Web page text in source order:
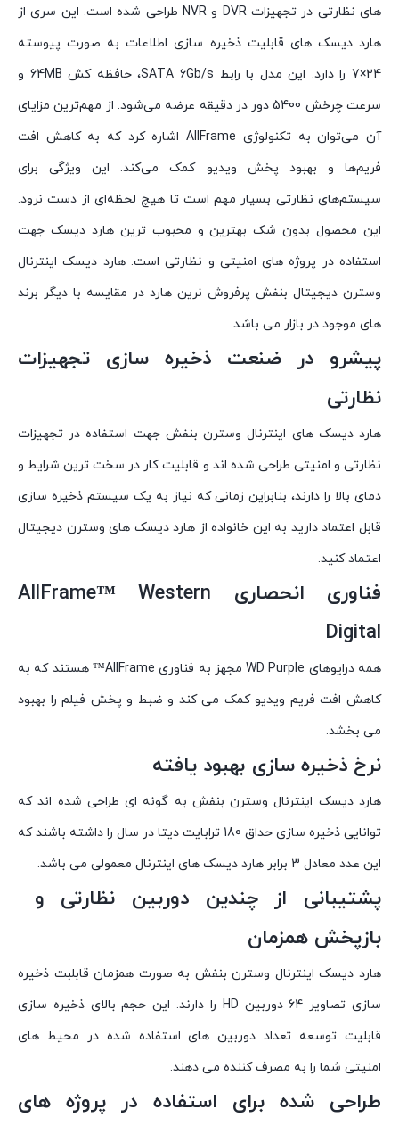
های نظارتی در تجهیزات DVR و NVR طراحی شده است. این سری از
هارد دیسک های قابلیت ذخیره سازی اطلاعات به صورت پیوسته
24×7 را دارد. این مدل با رابط SATA 6Gb/s، حافظه کش 64MB و
سرعت چرخش 5400 دور در دقیقه عرضه می‌شود. از مهم‌ترین مزایای
آن می‌توان به تکنولوژی AllFrame اشاره کرد که به کاهش افت
فریم‌ها و بهبود پخش ویدیو کمک می‌کند. این ویژگی برای
سیستم‌های نظارتی بسیار مهم است تا هیچ لحظه‌ای از دست نرود.
این محصول بدون شک بهترین و محبوب ترین هارد دیسک جهت
استفاده در پروژه های امنیتی و نظارتی است. هارد دیسک اینترنال
وسترن دیجیتال بنفش پرفروش نرین هارد در مقایسه با دیگر برند
های موجود در بازار می باشد.
پیشرو در ضنعت ذخیره سازی تجهیزات
نظارتی
هارد دیسک های اینترنال وسترن بنفش جهت استفاده در تجهیزات
نظارتی و امنیتی طراحی شده اند و قابلیت کار در سخت ترین شرایط و
دمای بالا را دارند، بنابراین زمانی که نیاز به یک سیستم ذخیره سازی
قابل اعتماد دارید به این خانواده از هارد دیسک های وسترن دیجیتال
اعتماد کنید.
فناوری انحصاری AllFrame™ Western
Digital
همه درایوهای WD Purple مجهز به فناوری AllFrame™ هستند که به
کاهش افت فریم ویدیو کمک می کند و ضبط و پخش فیلم را بهبود
می بخشد.
نرخ ذخیره سازی بهبود یافته
هارد دیسک اینترنال وسترن بنفش به گونه ای طراحی شده اند که
توانایی ذخیره سازی حداق 180 ترابایت دیتا در سال را داشته باشند که
این عدد معادل 3 برابر هارد دیسک های اینترنال معمولی می باشد.
پشتیبانی از چندین دوربین نظارتی و
بازپخش همزمان
هارد دیسک اینترنال وسترن بنفش به صورت همزمان قابلبت ذخیره
سازی تصاویر 64 دوربین HD را دارند. این حجم بالای ذخیره سازی
قابلیت توسعه تعداد دوربین های استفاده شده در محیط های
امنیتی شما را به مصرف کننده می دهند.
طراحی شده برای استفاده در پروژه های